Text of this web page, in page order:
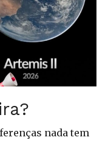
nada tem